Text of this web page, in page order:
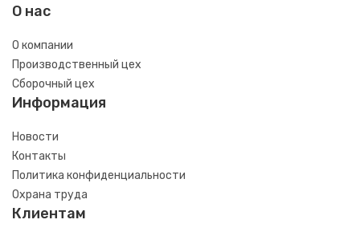
О нас
О компании
Производственный цех
Сборочный цех
Информация
Новости
Контакты
Политика конфиденциальности
Охрана труда
Клиентам